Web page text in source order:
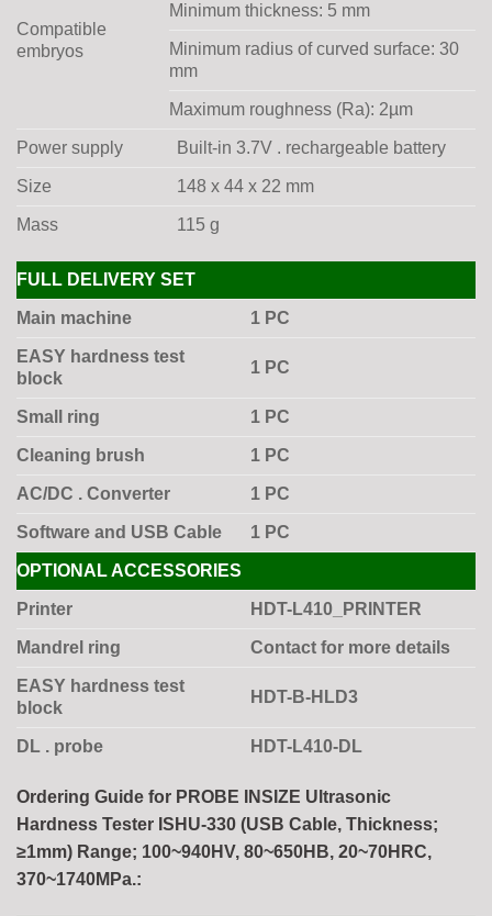
Compatible
embryos
Minimum thickness: 5 mm
Minimum radius of curved surface: 30
mm
Maximum roughness (Ra): 2µm
Power supply Built-in 3.7V . rechargeable battery
Size 148 x 44 x 22 mm
Mass 115 g
FULL DELIVERY SET
Main machine 1 PC
EASY hardness test
block
1 PC
Small ring 1 PC
Cleaning brush 1 PC
AC/DC . Converter 1 PC
Software and USB Cable 1 PC
OPTIONAL ACCESSORIES
Printer HDT-L410_PRINTER
Mandrel ring Contact for more details
EASY hardness test
block
HDT-B-HLD3
DL . probe HDT-L410-DL
Ordering Guide for PROBE INSIZE Ultrasonic
Hardness Tester ISHU-330 (USB Cable, Thickness;
≥1mm) Range; 100~940HV, 80~650HB, 20~70HRC,
370~1740MPa.: